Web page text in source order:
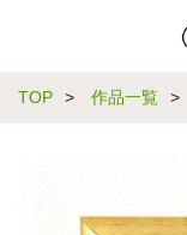
TOP > 作品一覧 >